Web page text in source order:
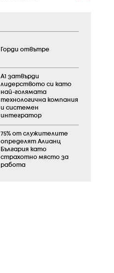
Горди отвътре
А1 затвърди
лидерството си като
най-голямата
технологична компания
и системен
интегратор
75% от служителите
определят Алианц
България като
страхотно място за
работа